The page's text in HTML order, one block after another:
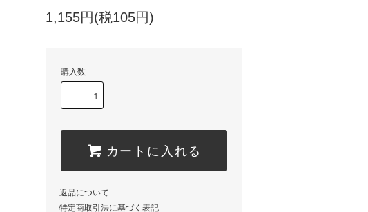
1,155円(税105円)
購入数
カートに入れる
返品について
特定商取引法に基づく表記